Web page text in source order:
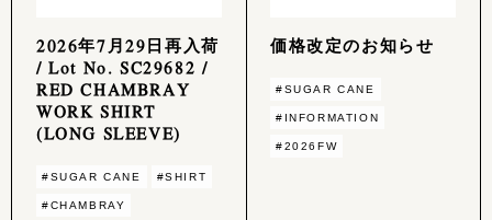
2026年7月29日再入荷
/ Lot No. SC29682 /
RED CHAMBRAY
WORK SHIRT
(LONG SLEEVE)
#SUGAR CANE #SHIRT
#CHAMBRAY
価格改定のお知らせ
#SUGAR CANE
#INFORMATION
#2026FW